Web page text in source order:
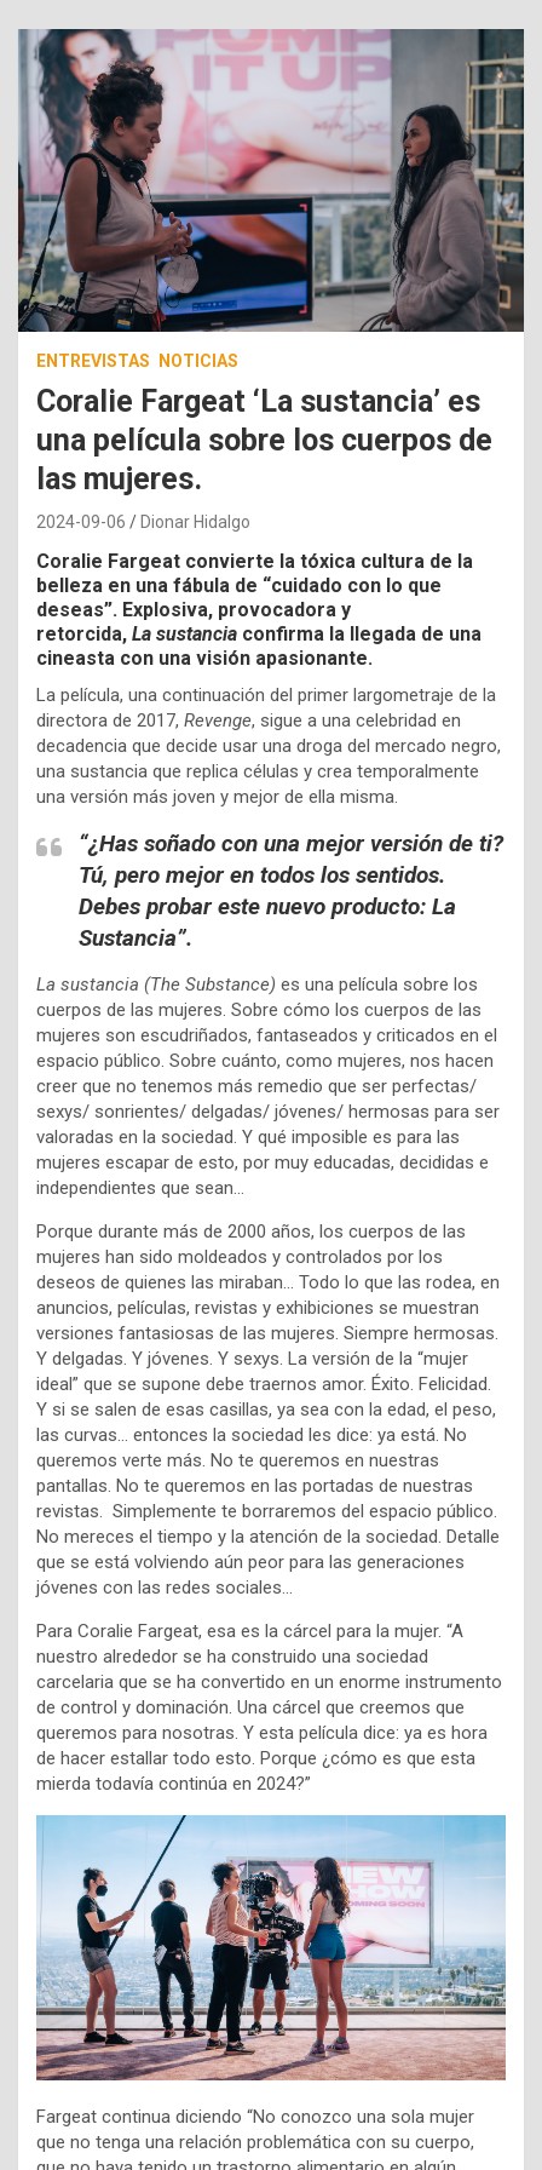
ENTREVISTAS NOTICIAS
Coralie Fargeat ‘La sustancia’ es
una película sobre los cuerpos de
las mujeres.
2024-09-06 Dionar Hidalgo
Coralie Fargeat convierte la tóxica cultura de la
belleza en una fábula de “cuidado con lo que
deseas”. Explosiva, provocadora y
retorcida, La sustancia confirma la llegada de una
cineasta con una visión apasionante.
La película, una continuación del primer largometraje de la
directora de 2017, Revenge, sigue a una celebridad en
decadencia que decide usar una droga del mercado negro,
una sustancia que replica células y crea temporalmente
una versión más joven y mejor de ella misma.
“¿Has soñado con una mejor versión de ti?
Tú, pero mejor en todos los sentidos.
Debes probar este nuevo producto: La
Sustancia”.
La sustancia (The Substance) es una película sobre los
cuerpos de las mujeres. Sobre cómo los cuerpos de las
mujeres son escudriñados, fantaseados y criticados en el
espacio público. Sobre cuánto, como mujeres, nos hacen
creer que no tenemos más remedio que ser perfectas/
sexys/ sonrientes/ delgadas/ jóvenes/ hermosas para ser
valoradas en la sociedad. Y qué imposible es para las
mujeres escapar de esto, por muy educadas, decididas e
independientes que sean…
Porque durante más de 2000 años, los cuerpos de las
mujeres han sido moldeados y controlados por los
deseos de quienes las miraban… Todo lo que las rodea, en
anuncios, películas, revistas y exhibiciones se muestran
versiones fantasiosas de las mujeres. Siempre hermosas.
Y delgadas. Y jóvenes. Y sexys. La versión de la “mujer
ideal” que se supone debe traernos amor. Éxito. Felicidad.
Y si se salen de esas casillas, ya sea con la edad, el peso,
las curvas… entonces la sociedad les dice: ya está. No
queremos verte más. No te queremos en nuestras
pantallas. No te queremos en las portadas de nuestras
revistas. Simplemente te borraremos del espacio público.
No mereces el tiempo y la atención de la sociedad. Detalle
que se está volviendo aún peor para las generaciones
jóvenes con las redes sociales…
Para Coralie Fargeat, esa es la cárcel para la mujer. “A
nuestro alrededor se ha construido una sociedad
carcelaria que se ha convertido en un enorme instrumento
de control y dominación. Una cárcel que creemos que
queremos para nosotras. Y esta película dice: ya es hora
de hacer estallar todo esto. Porque ¿cómo es que esta
mierda todavía continúa en 2024?”
Fargeat continua diciendo “No conozco una sola mujer
que no tenga una relación problemática con su cuerpo,